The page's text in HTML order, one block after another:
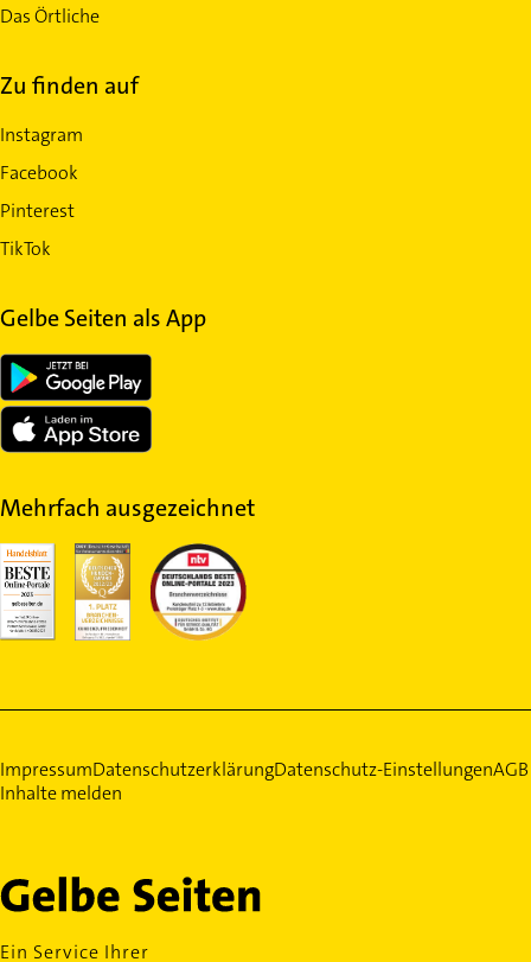
Das Örtliche
Zu finden auf
Instagram
Facebook
Pinterest
TikTok
Gelbe Seiten als App
Mehrfach ausgezeichnet
ImpressumDatenschutzerklärungDatenschutz-EinstellungenAGB
Inhalte melden
Ein Service Ihrer